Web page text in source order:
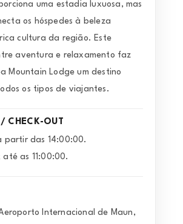
uma estadia luxuosa, mas
os hóspedes à beleza
cultura da região. Este
aventura e relaxamento faz
Mountain Lodge um destino
os tipos de viajantes.
CHECK-OUT
partir das 14:00:00.
até as 11:00:00.
Internacional de Maun,